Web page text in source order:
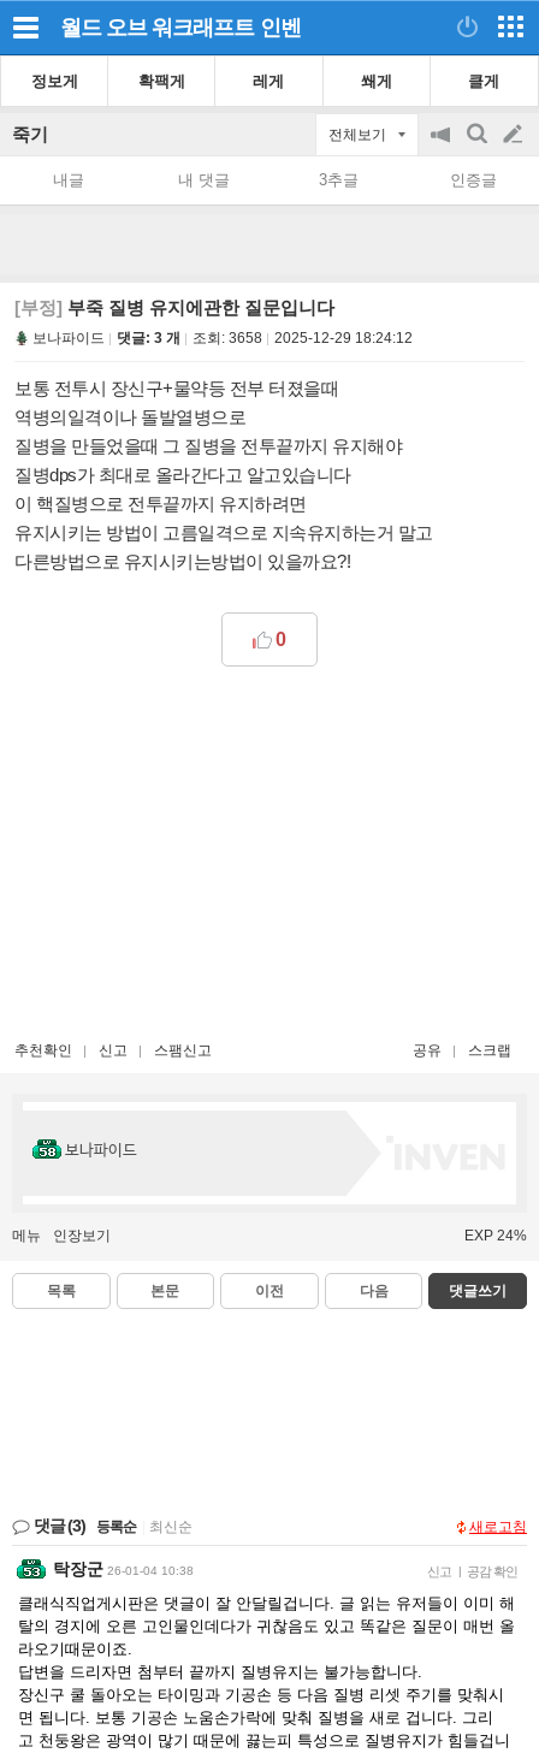
월드 오브 워크래프트 인벤
정보게 확팩게 레게 쐐게 클게
죽기 전체보기
공
on/off
검
색
글
쓰
내글 내 댓글 3추글 인증글
[부정] 부죽 질병 유지에관한 질문입니다
보나파이드 댓글: 3 개 조회: 3658 2025-12-29 18:24:12
보통 전투시 장신구+물약등 전부 터졌을때
역병의일격이나 돌발열병으로
질병을 만들었을때 그 질병을 전투끝까지 유지해야
질병dps가 최대로 올라간다고 알고있습니다
이 핵질병으로 전투끝까지 유지하려면
유지시키는 방법이 고름일격으로 지속유지하는거 말고
다른방법으로 유지시키는방법이 있을까요?!
0
추천확인 신고 스팸신고 공유 스크랩
보나파이드
메뉴 인장보기 EXP 24%
목록 본문 이전 다음 댓글쓰기
댓글(3) 등록순 최신순 새로고침
탁장군 26-01-04 10:38 신고 | 공감 확인
클래식직업게시판은 댓글이 잘 안달릴겁니다. 글 읽는 유저들이 이미 해
탈의 경지에 오른 고인물인데다가 귀찮음도 있고 똑같은 질문이 매번 올
라오기때문이죠.
답변을 드리자면 첨부터 끝까지 질병유지는 불가능합니다.
장신구 쿨 돌아오는 타이밍과 기공손 등 다음 질병 리셋 주기를 맞춰시
면 됩니다. 보통 기공손 노움손가락에 맞춰 질병을 새로 겁니다. 그리
고 천둥왕은 광역이 많기 때문에 끓는피 특성으로 질병유지가 힘들겁니